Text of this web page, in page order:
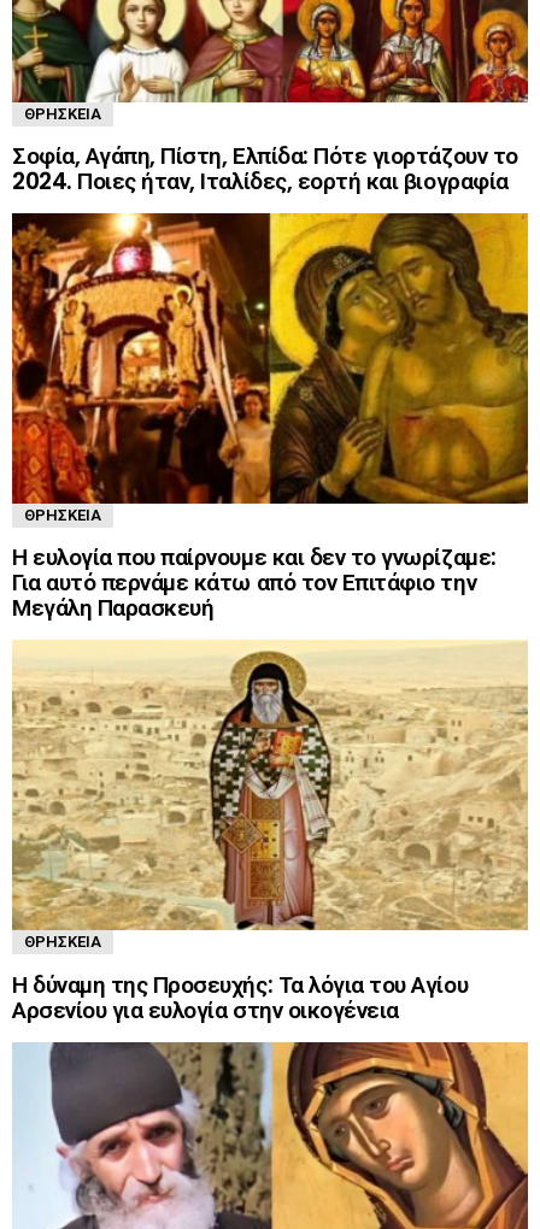
ΘΡΗΣΚΕΊΑ
Σοφία, Αγάπη, Πίστη, Ελπίδα: Πότε γιορτάζουν το
2024. Ποιες ήταν, Ιταλίδες, εορτή και βιογραφία
ΘΡΗΣΚΕΊΑ
Η ευλογία που παίρνουμε και δεν το γνωρίζαμε:
Για αυτό περνάμε κάτω από τον Επιτάφιο την
Μεγάλη Παρασκευή
ΘΡΗΣΚΕΊΑ
Η δύναμη της Προσευχής: Τα λόγια του Αγίου
Αρσενίου για ευλογία στην οικογένεια